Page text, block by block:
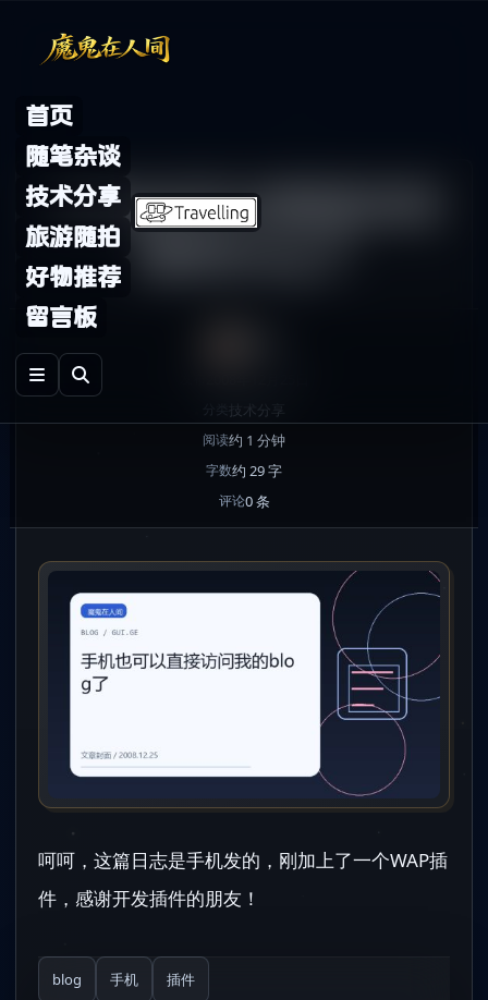
首页
随笔杂谈
技术分享
旅游随拍
好物推荐
留言板
手机也可以直接访问
技术分享
阅读约 1 分钟
字数约 29 字
评论0 条
呵呵，这篇日志是手机发的，刚加上了一个WAP插
件，感谢开发插件的朋友！
blog 手机 插件